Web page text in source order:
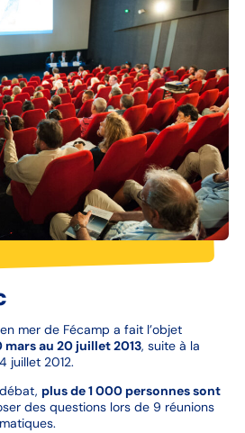
mer de Fécamp a fait l’objet
au 20 juillet 2013, suite à la
juillet 2012.
plus de 1 000 personnes sont
des questions lors de 9 réunions